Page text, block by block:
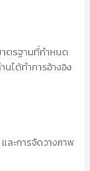
ตรฐานที่กำหนด
นได้ทำการอ้างอิง
ละการจัดวางภาพ